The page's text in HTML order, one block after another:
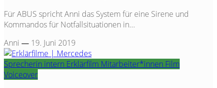
Für ABUS spricht Anni das System für eine Sirene und
Kommandos für Notfallsituationen in...
Anni — 19. Juni 2019
Sprecherin intern Erklärfilm Mitarbeiter*innen Film
Voiceover